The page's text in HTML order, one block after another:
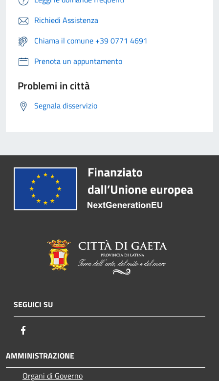
Richiedi Assistenza
Chiama il comune +39 0771 4691
Prenota un appuntamento
Problemi in città
Segnala disservizio
SEGUICI SU
AMMINISTRAZIONE
Organi di Governo